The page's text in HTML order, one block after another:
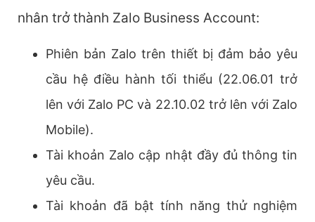
nhân trở thành Zalo Business Account:
Phiên bản Zalo trên thiết bị đảm bảo yêu
cầu hệ điều hành tối thiểu (22.06.01 trở
lên với Zalo PC và 22.10.02 trở lên với Zalo
Mobile).
Tài khoản Zalo cập nhật đầy đủ thông tin
yêu cầu.
Tài khoản đã bật tính năng thử nghiệm